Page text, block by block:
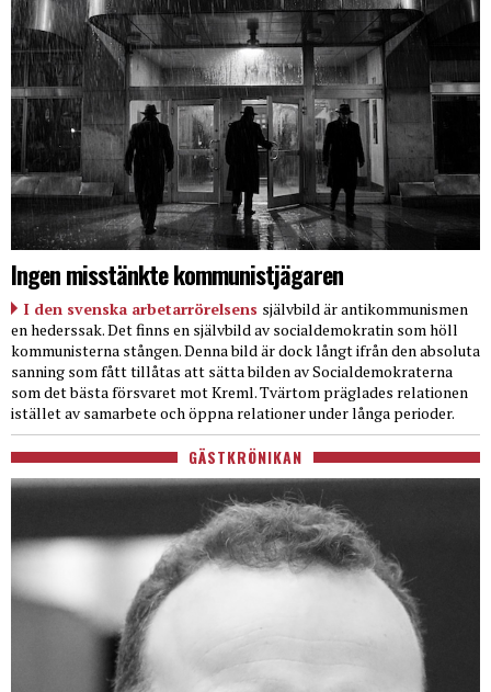
Ingen misstänkte kommunistjägaren
I den svenska arbetarrörelsens självbild är antikommunismen
en hederssak. Det finns en självbild av socialdemokratin som höll
kommunisterna stången. Denna bild är dock långt ifrån den absoluta
sanning som fått tillåtas att sätta bilden av Socialdemokraterna
som det bästa försvaret mot Kreml. Tvärtom präglades relationen
istället av samarbete och öppna relationer under långa perioder.
GÄSTKRÖNIKAN